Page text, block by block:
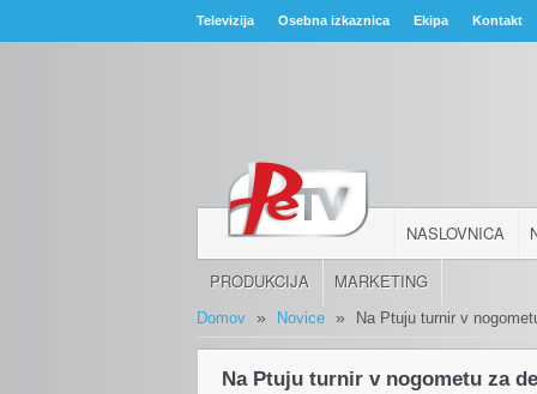
Televizija Osebna izkaznica Ekipa Kontakt
NASLOVNICA
PRODUKCIJA MARKETING
Domov » Novice » Na Ptuju turnir v
Na Ptuju turnir v nogometu za